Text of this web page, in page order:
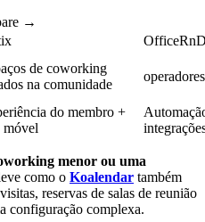
→
de coworking
na comunidade
operadores
do membro +
móvel
menor ou uma
como o Koalendar também
reservas de salas de reunião
configuração complexa.